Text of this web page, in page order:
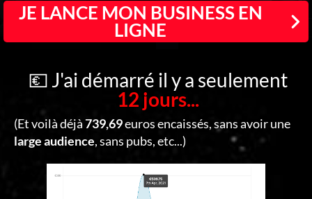
S
JE LANCE MON BUSINESS EN
LIGNE
💶 J'ai démarré il y a seulement
12 jours...
(Et voilà déjà739,69euros encaissés, sans avoir une
large audience, sans pubs, etc...)